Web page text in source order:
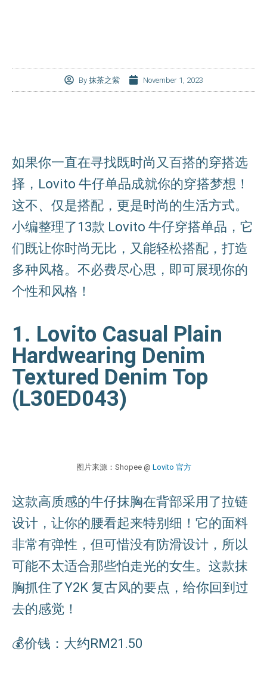
By抹茶之紫 November 1, 2023
如果你一直在寻找既时尚又百搭的穿搭选
择，Lovito 牛仔单品成就你的穿搭梦想！
这不、 仅是搭配，更是时尚的生活方式。
小编整理了13款 Lovito 牛仔穿搭单品，它
们既让你时尚无比，又能轻松搭配，打造
多种风格。不必费尽心思，即可展现你的
个性和风格！
1. Lovito Casual Plain
Hardwearing Denim
Textured Denim Top
(L30ED043)
图片来源：Shopee @ Lovito 官方
这款高质感的牛仔抹胸在背部采用了拉链
设计，让你的腰看起来特别细！它的面料
非常有弹性，但可惜没有防滑设计，所以
可能不太适合那些怕走光的女生。这款抹
胸抓住了Y2K 复古风的要点，给你回到过
去的感觉！
💰价钱：大约RM21.50